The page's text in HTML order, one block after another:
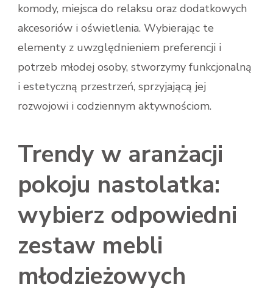
komody, miejsca do relaksu oraz dodatkowych
akcesoriów i oświetlenia. Wybierając te
elementy z uwzględnieniem preferencji i
potrzeb młodej osoby, stworzymy funkcjonalną
i estetyczną przestrzeń, sprzyjającą jej
rozwojowi i codziennym aktywnościom.
Trendy w aranżacji
pokoju nastolatka:
wybierz odpowiedni
zestaw mebli
młodzieżowych